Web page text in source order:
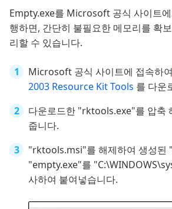
Empty.exe를 Microsoft 공식 사이트
행하면, 간단히 불필요한 메모리를 확
리할 수 있습니다.
Microsoft 공식 사이트에 접속하여
2003 Resource Kit Tools 를 다운
다운로드한 "rktools.exe"를 압축
줍니다.
"rktools.msi"를 해제하여 생성된
"empty.exe"를
사하여 붙여넣습니다.